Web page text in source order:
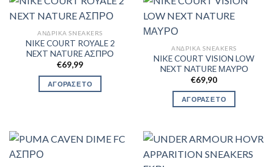
ΑΝΔΡΙΚΆ SNEAKERS
NIKE COURT ROYALE 2
NEXT NATURE ΑΣΠΡΟ
€69,99
ΑΓΟΡΑΣΕ ΤΟ
ΑΝΔΡΙΚΆ SNEAKERS
NIKE COURT VISION LOW
NEXT NATURE ΜΑΥΡΟ
€69,90
ΑΓΟΡΑΣΕ ΤΟ